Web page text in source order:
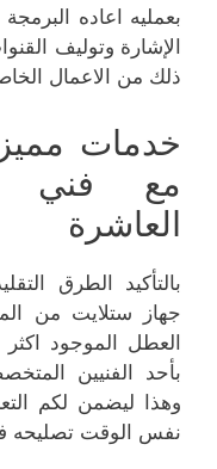
بعمليه اعاده
الإشارة وتوليف
ذلك من الاعمال
خدمات
مع فني
العاشرة
بالتأكيد الطرق
جهاز ستلايت من
العطل الموجود اكثر
بأحد الفنيين
وهذا ليضمن لكم
نفس الوقت تصليحه